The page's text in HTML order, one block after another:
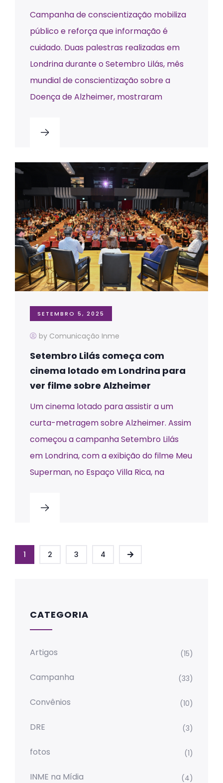
Campanha de conscientização mobiliza
público e reforça que informação é
cuidado. Duas palestras realizadas em
Londrina durante o Setembro Lilás, mês
mundial de conscientização sobre a
Doença de Alzheimer, mostraram
SETEMBRO 5, 2025
by Comunicação Inme
Setembro Lilás começa com
cinema lotado em Londrina para
ver filme sobre Alzheimer
Um cinema lotado para assistir a um
curta-metragem sobre Alzheimer. Assim
começou a campanha Setembro Lilás
em Londrina, com a exibição do filme Meu
Superman, no Espaço Villa Rica, na
1 2 3 4
CATEGORIA
Artigos (15)
Campanha (33)
Convênios (10)
DRE (3)
fotos (1)
INME na Mídia (4)